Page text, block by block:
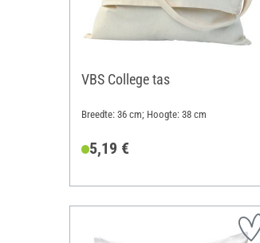
VBS College tas
Breedte: 36 cm; Hoogte: 38 cm
5,19 €